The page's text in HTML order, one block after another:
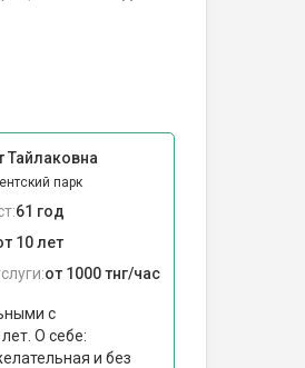
Тайлаковна
парк
61 год
10 лет
от 1000 тнг/час
с
О себе:
и без